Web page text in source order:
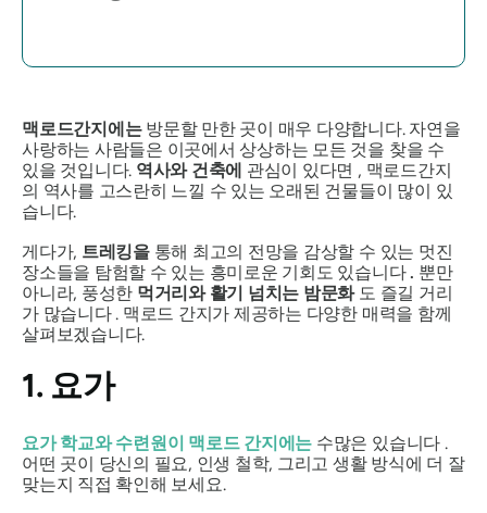
맥로드간지에는방문할 만한 곳이 매우 다양합니다. 자연을
사랑하는 사람들은 이곳에서 상상하는 모든 것을 찾을 수
있을 것입니다. 역사와 건축에 관심이 있다면 , 맥로드간지
의 역사를 고스란히 느낄 수 있는 오래된 건물들이 많이 있
습니다.
게다가, 트레킹을통해 최고의 전망을 감상할 수 있는 멋진
장소들을 탐험할 수 있는 흥미로운 기회도 있습니다. 뿐만
아니라, 풍성한 먹거리와 활기 넘치는 밤문화도 즐길 거리
가 많습니다 . 맥로드 간지가 제공하는 다양한 매력을 함께
살펴보겠습니다.
1. 요가
요가 학교와 수련원이 맥로드 간지에는 수많은 있습니다 .
어떤 곳이 당신의 필요, 인생 철학, 그리고 생활 방식에 더 잘
맞는지 직접 확인해 보세요.